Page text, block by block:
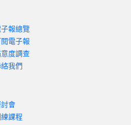
子報總覽
電子報
度調查
我們
會
課程